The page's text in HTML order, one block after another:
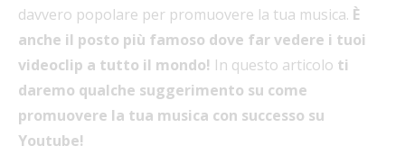
davvero popolare per promuovere la tua musica. È
anche il posto più famoso dove far vedere i tuoi
videoclip a tutto il mondo! In questo articolo ti
daremo qualche suggerimento su come
promuovere la tua musica con successo su
Youtube!